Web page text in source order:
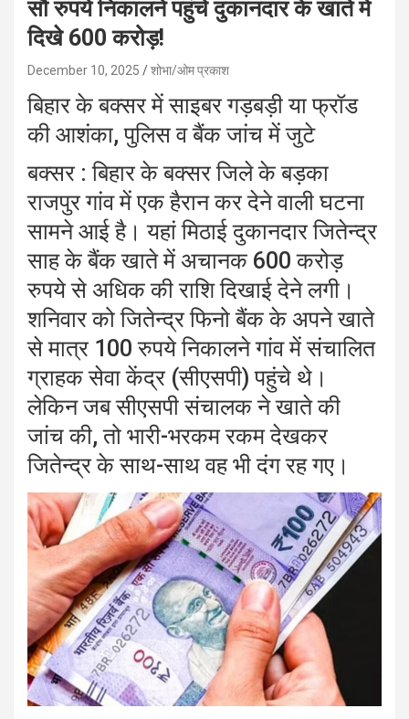
सौ रुपये निकालने पहुंचे दुकानदार के खाते में
दिखे 600 करोड़!
December 10, 2025 शोभा/ओम प्रकाश
बिहार के बक्सर में साइबर गड़बड़ी या फ्रॉड
की आशंका, पुलिस व बैंक जांच में जुटे
बक्सर : बिहार के बक्सर जिले के बड़का
राजपुर गांव में एक हैरान कर देने वाली घटना
सामने आई है। यहां मिठाई दुकानदार जितेन्द्र
साह के बैंक खाते में अचानक 600 करोड़
रुपये से अधिक की राशि दिखाई देने लगी।
शनिवार को जितेन्द्र फिनो बैंक के अपने खाते
से मात्र 100 रुपये निकालने गांव में संचालित
ग्राहक सेवा केंद्र (सीएसपी) पहुंचे थे।
लेकिन जब सीएसपी संचालक ने खाते की
जांच की, तो भारी-भरकम रकम देखकर
जितेन्द्र के साथ-साथ वह भी दंग रह गए।